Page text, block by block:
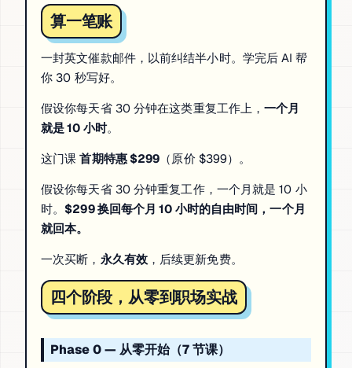
算一笔账
一封英文催款邮件，以前纠结半小时。学完后 AI 帮
你 30 秒写好。
假设你每天省 30 分钟在这类重复工作上，一个月
就是 10 小时。
这门课首期特惠 $299 （原价 $399）。
假设你每天省 30 分钟重复工作，一个月就是 10 小
时。 $299 换回每个月 10 小时的自由时间，一个月
就回本。
一次买断， 永久有效，后续更新免费。
四个阶段，从零到职场实战
Phase 0 — 从零开始（7 节课）